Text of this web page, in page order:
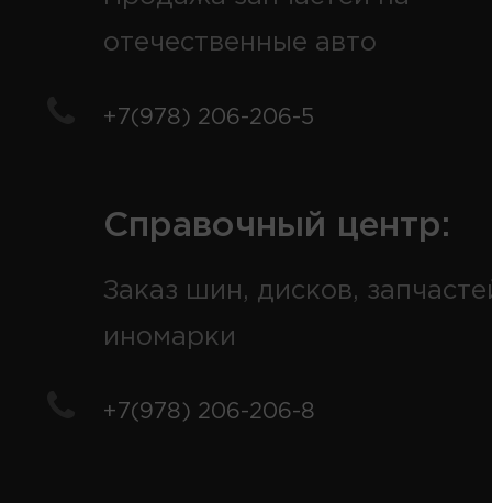
отечественные авто
+7(978) 206-206-5
Справочный центр:
Заказ шин, дисков,
иномарки
+7(978) 206-206-8